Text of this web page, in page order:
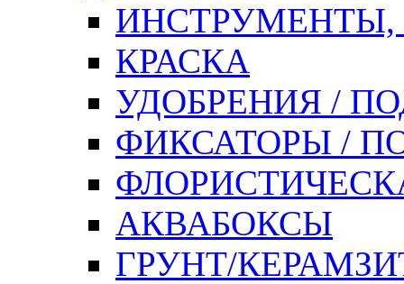
ИНСТРУМЕНТЫ,
КРАСКА
УДОБРЕНИЯ /
ФИКСАТОРЫ /
АКВАБОКСЫ
ГРУНТ/